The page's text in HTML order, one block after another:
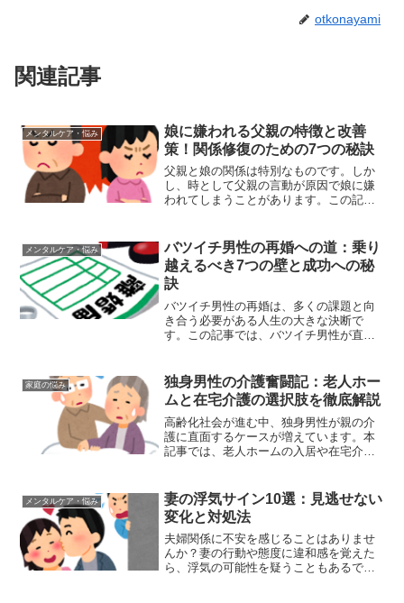
otkonayami
関連記事
メンタルケア・悩み
娘に嫌われる父親の特徴と改善
策！関係修復のための7つの秘訣
父親と娘の関係は特別なものです。しか
し、時として父親の言動が原因で娘に嫌
われてしまうことがあります。この記事
介します。娘に嫌われる父親の特徴と改
善策：7つの重要ポイント...
メンタルケア・悩み
バツイチ男性の再婚への道：乗り
越えるべき7つの壁と成功への秘
訣
バツイチ男性の再婚は、多くの課題と向
き合う必要がある人生の大きな決断で
す。この記事では、バツイチ男性が直面
バツイチ男性が再婚で直面する7つの壁バ
ツイチ男性の再婚には、様...
家庭の悩み
独身男性の介護奮闘記：老人ホー
ムと在宅介護の選択肢を徹底解説
高齢化社会が進む中、独身男性が親の介
護に直面するケースが増えています。本
記事では、老人ホームの入居や在宅介護
独身男性の介護：知っておくべき7つのポ
イント介護は誰にとって...
メンタルケア・悩み
妻の浮気サイン10選：見逃せない
変化と対処法
夫婦関係に不安を感じることはありませ
んか？妻の行動や態度に違和感を覚えた
ら、浮気の可能性を疑うこともあるでし